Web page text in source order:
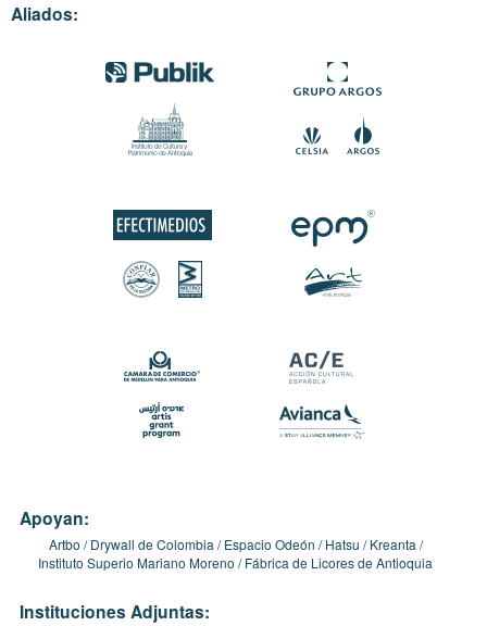
Aliados:
Apoyan:
Artbo Drywall de Colombia Espacio Odeón Hatsu
Kreanta
Instituto Superio Mariano Moreno
Fábrica de Licores de Antioquia
Instituciones Adjuntas: